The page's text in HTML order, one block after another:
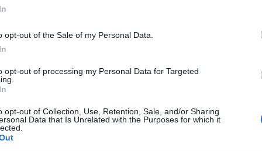
opt-out of the Sale of my Personal Data.
opt-out of processing my Personal Data for Targeted
opt-out of Collection, Use, Retention, Sale, and/or Sharing
Data that Is Unrelated with the Purposes for which it
300 mjuzikla i opereta. Sa kamernom operom
Jugoslavije i u inostranstvu, a tri je snimio za